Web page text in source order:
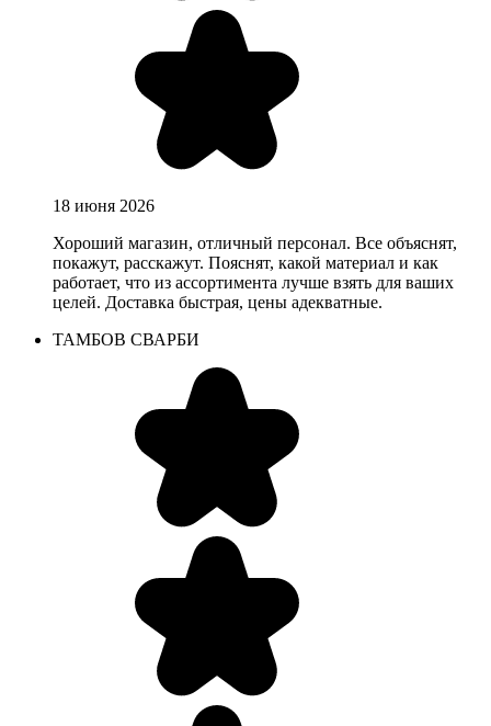
18 июня 2026
Хороший магазин, отличный персонал. Все объяснят,
покажут, расскажут. Пояснят, какой материал и как
работает, что из ассортимента лучше взять для ваших
целей. Доставка быстрая, цены адекватные.
ТАМБОВ СВАРБИ